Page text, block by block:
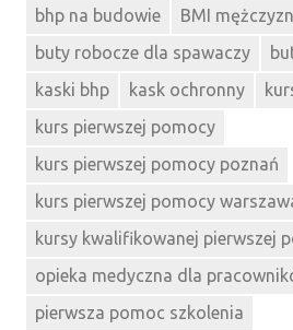
bhp na budowie
BMI
buty robocze dla spawaczy
kaski bhp
kask ochronny
kurs pierwszej pomocy
kurs pierwszej pomocy poznań
kurs pierwszej pomocy
kursy kwalifikowanej pierwszej
opieka medyczna dla
pierwsza pomoc szkolenia